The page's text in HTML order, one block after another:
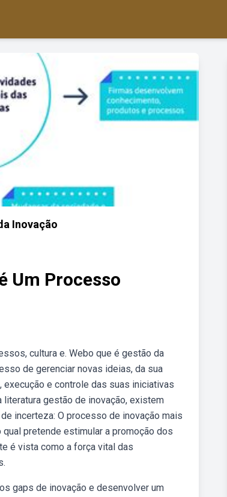
Inovação
Um Processo
cultura e. Webo que é gestão da
de gerenciar novas ideias, da sua
e controle das suas iniciativas
literatura gestão de inovação, existem
incerteza: O processo de inovação mais
pretende estimular a promoção dos
é vista como a força vital das
gaps de inovação e desenvolver um